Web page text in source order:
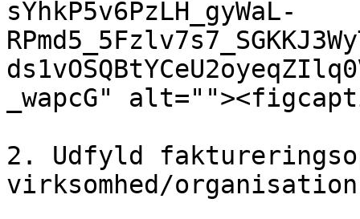
sYhkP5v6PzLH_gyWaL-
_wapcG"
2. Udfyld
virksomhed/